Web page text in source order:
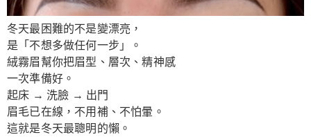
冬天最困難的不是變漂亮，
是「不想多做任何一步」。
絨霧眉幫你把眉型、層次、精神感
一次準備好。
起床 → 洗臉 → 出門
眉毛已在線，不用補、不怕暈。
這就是冬天最聰明的懶。